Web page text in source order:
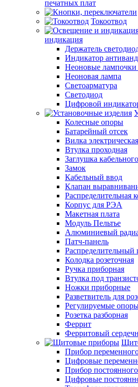
печатных плат
Токоотвод
индикация
Держатель
Индикатор
Неоновые лампочки
Неоновая лампа
Светоарматура
Светодиод
Цифровой
Колесные опоры
Батарейный отсек
Вилка электрическая
Втулка проходная
Заглушка
Замок
Кабельный ввод
Клапан
Распределительная
Корпус для РЭА
Макетная плата
Модуль Пельтье
Алюминиевый
Патч-панель
Распределительный
Колодка розеточная
Ручка приборная
Втулка под
Ножки приборные
Разветвитель для
Регулируемые
Розетка разборная
Феррит
Ферритовый
Прибор
Цифровые
Прибор
Цифровые